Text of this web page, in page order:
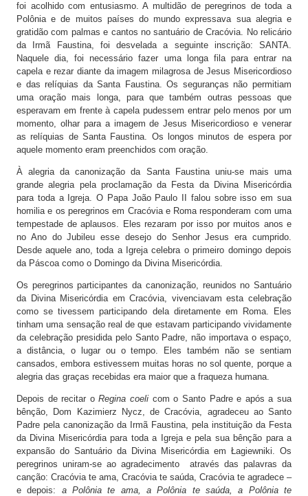
foi acolhido com entusiasmo. A multidão de peregrinos de toda a
Polônia e de muitos países do mundo expressava sua alegria e
gratidão com palmas e cantos no santuário de Cracóvia. No relicário
da Irmã Faustina, foi desvelada a seguinte inscrição: SANTA.
Naquele dia, foi necessário fazer uma longa fila para entrar na
capela e rezar diante da imagem milagrosa de Jesus Misericordioso
e das relíquias da Santa Faustina. Os seguranças não permitiam
uma oração mais longa, para que também outras pessoas que
esperavam em frente à capela pudessem entrar pelo menos por um
momento, olhar para a imagem de Jesus Misericordioso e venerar
as relíquias de Santa Faustina. Os longos minutos de espera por
aquele momento eram preenchidos com oração.
À alegria da canonização da Santa Faustina uniu-se mais uma
grande alegria pela proclamação da Festa da Divina Misericórdia
para toda a Igreja. O Papa João Paulo II falou sobre isso em sua
homilia e os peregrinos em Cracóvia e Roma responderam com uma
tempestade de aplausos. Eles rezaram por isso por muitos anos e
no Ano do Jubileu esse desejo do Senhor Jesus era cumprido.
Desde aquele ano, toda a Igreja celebra o primeiro domingo depois
da Páscoa como o Domingo da Divina Misericórdia.
Os peregrinos participantes da canonização, reunidos no Santuário
da Divina Misericórdia em Cracóvia, vivenciavam esta celebração
como se tivessem participando dela diretamente em Roma. Eles
tinham uma sensação real de que estavam participando vividamente
da celebração presidida pelo Santo Padre, não importava o espaço,
a distância, o lugar ou o tempo. Eles também não se sentiam
cansados, embora estivessem muitas horas no sol quente, porque a
alegria das graças recebidas era maior que a fraqueza humana.
Depois de recitar oRegina coeli com o Santo Padre e após a sua
bênção, Dom Kazimierz Nycz, de Cracóvia, agradeceu ao Santo
Padre pela canonização da Irmã Faustina, pela instituição da Festa
da Divina Misericórdia para toda a Igreja e pela sua bênção para a
expansão do Santuário da Divina Misericórdia em Łagiewniki. Os
peregrinos uniram-se ao agradecimento através das palavras da
canção: Cracóvia te ama, Cracóvia te saúda, Cracóvia te agradece –
e depois: a Polônia te ama, a Polônia te saúda, a Polônia te